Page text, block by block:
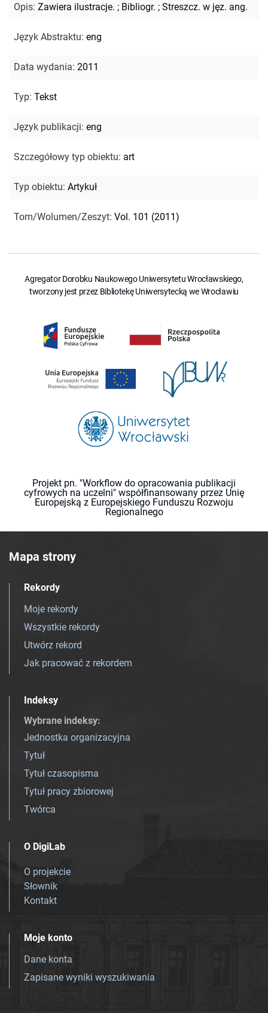
Opis: Zawiera ilustracje. ; Bibliogr. ; Streszcz. w jęz. ang.
Język Abstraktu: eng
Data wydania: 2011
Typ: Tekst
Język publikacji: eng
Szczegółowy typ obiektu: art
Typ obiektu: Artykuł
Tom/Wolumen/Zeszyt: Vol. 101 (2011)
Agregator Dorobku Naukowego Uniwersytetu Wrocławskiego,
tworzony jest przez Bibliotekę Uniwersytecką we Wrocławiu
Projekt pn. "Workflow do opracowania publikacji
cyfrowych na uczelni" współfinansowany przez Unię
Europejską z Europejskiego Funduszu Rozwoju
Regionalnego
Mapa strony
Rekordy
Moje rekordy
Wszystkie rekordy
Utwórz rekord
Jak pracować z rekordem
Indeksy
Wybrane indeksy:
Jednostka organizacyjna
Tytuł
Tytuł czasopisma
Tytuł pracy zbiorowej
Twórca
O DigiLab
O projekcie
Słownik
Kontakt
Moje konto
Dane konta
Zapisane wyniki wyszukiwania